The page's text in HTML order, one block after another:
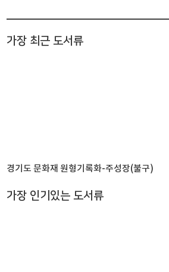
가장 최근 도서류
경기도 문화재 원형기록화-주성장(불구)
가장 인기있는 도서류